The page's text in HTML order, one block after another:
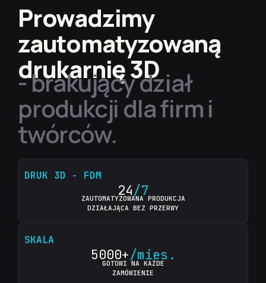
Prowadzimy
zautomatyzowaną
drukarnię 3D
- brakujący dział
produkcji dla firm i
twórców.
DRUK 3D - FDM
24/7
ZAUTOMATYZOWANA PRODUKCJA
DZIAŁAJĄCA BEZ PRZERWY
SKALA
5000+/mies.
GOTOWI NA KAŻDE
ZAMÓWIENIE